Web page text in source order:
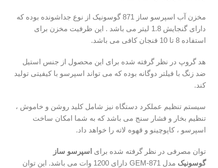
مخزن آب اسپرسو ساز 871 گوسونیک از نوع جداشونده بوده که
دارای گنجایش 1.8 لیتر می باشد . این ظرفیت مخزن برای
استفاده 8 تا 10 فنجان کافی می باشد.
هد گروپ در نظر گرفته شده برای این محصول از جنس استیل
ضد زنگ با فیلتر دوگانه بوده که می تواند اسپرسو با کیفیتی تولید
کند.
سیستم تنظیم عملکرد دستگاه نیز شامل کلید روشن و خاموش ،
تنظیم بخار و فشار سنج می باشد که به شما امکان ساخت
اسپرسو ، کاپوچینو و قهوه لاته را خواهد داد.
توان مصرفی در نظر گرفته شده برای اسپرسو ساز
گوسونیک
مدل GEM-871 دارای 1200 وات می باشد. این توان